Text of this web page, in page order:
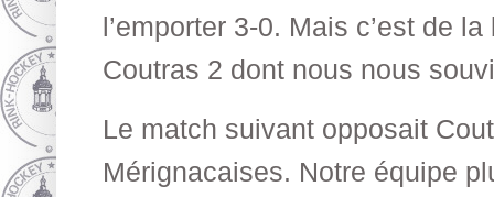
l’emporter 3-0. Mais c’est de
Coutras 2 dont nous nous
Le match suivant opposait
Mérignacaises. Notre équipe